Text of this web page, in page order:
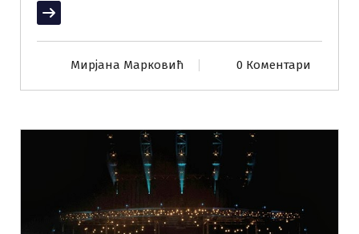
Прочитај више
Мирјана Марковић 0 Коментари